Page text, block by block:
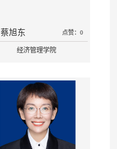
蔡旭东 点赞：0
经济管理学院